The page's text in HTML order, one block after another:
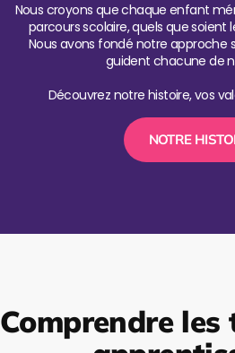
Nous croyons que chaque enfant
parcours scolaire, quels que soient
Nous avons fondé notre approche
guident chacune de
Découvrez notre histoire, vos
NOTRE
Comprendre les